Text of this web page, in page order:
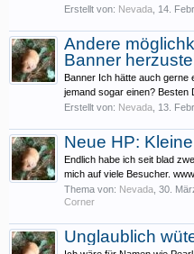
Erstellt von: Nevada 14.
Andere
Banner
Banner Ich hätte auch gerne
jemand sogar einen? Besten
Erstellt von: Nevada 13.
Neue HP:
Endlich habe ich seit blad
mich auf viele Besucher.
Thema von: Nevada 30.
Corner
Unglaublich